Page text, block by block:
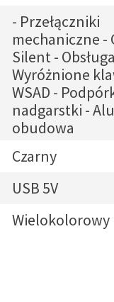
- Przełączniki
mechaniczne -
Silent -
Wyróżnione
WSAD -
nadgarstki -
obudowa
Czarny
USB 5V
Wielokolorowy